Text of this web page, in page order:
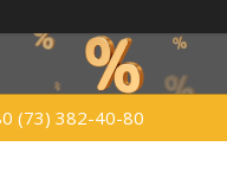
(73) 382-40-80